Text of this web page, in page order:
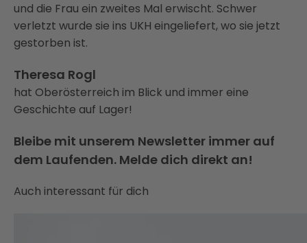
und die Frau ein zweites Mal erwischt. Schwer
verletzt wurde sie ins UKH eingeliefert, wo sie jetzt
gestorben ist.
Theresa Rogl
hat Oberösterreich im Blick und immer eine
Geschichte auf Lager!
Bleibe mit unserem Newsletter immer auf
dem Laufenden. Melde dich direkt an!
Auch interessant für dich